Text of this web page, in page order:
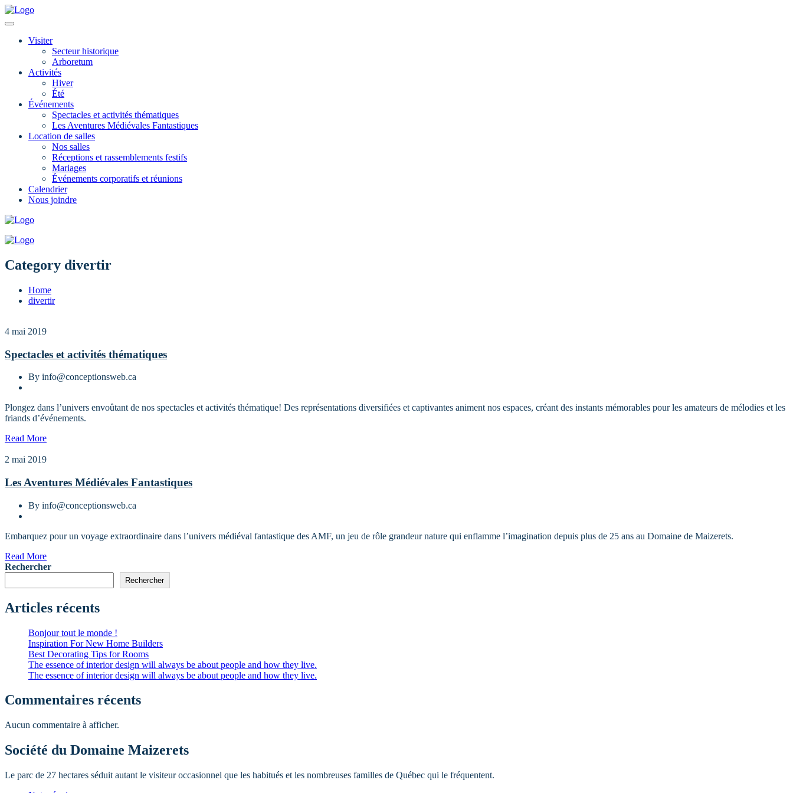
Visiter
Secteur historique
Arboretum
Activités
Hiver
Été
Événements
Spectacles et activités thématiques
Les Aventures Médiévales Fantastiques
Location de salles
Nos salles
Réceptions et rassemblements festifs
Mariages
Événements corporatifs et réunions
Calendrier
Nous joindre
Category divertir
Home
divertir
4 mai 2019
Spectacles et activités thématiques
By info@conceptionsweb.ca
Plongez dans l’univers envoûtant de nos spectacles et activités thématique! Des représentations diversifiées et captivantes animent nos espaces, créant des instants mémorables pour les amateurs de mélodies et les
friands d’événements.
Read More
2 mai 2019
Les Aventures Médiévales Fantastiques
By info@conceptionsweb.ca
Embarquez pour un voyage extraordinaire dans l’univers médiéval fantastique des AMF, un jeu de rôle grandeur nature qui enflamme l’imagination depuis plus de 25 ans au Domaine de Maizerets.
Read More
Rechercher
Rechercher
Articles récents
Bonjour tout le monde !
Inspiration For New Home Builders
Best Decorating Tips for Rooms
The essence of interior design will always be about people and how they live.
The essence of interior design will always be about people and how they live.
Commentaires récents
Aucun commentaire à afficher.
Société du Domaine Maizerets
Le parc de 27 hectares séduit autant le visiteur occasionnel que les habitués et les nombreuses familles de Québec qui le fréquentent.